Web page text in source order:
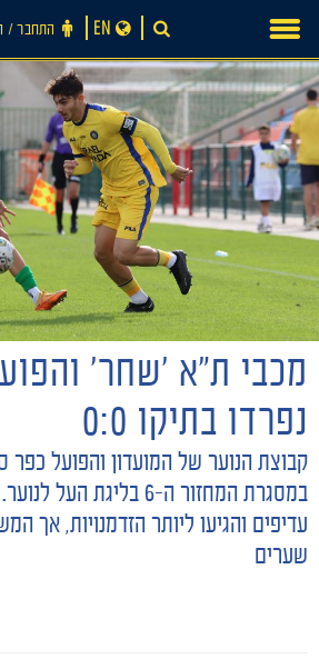
חדשות
content
התחבר ‪/‬ הצטרף EN
מכבי ת״א ׳שחר׳
נפרדו בתיקו 0:0
במסגרת המחזור ה-6 בליגת
עדיפים והגיעו ליותר הזדמנויות, אך
שערים